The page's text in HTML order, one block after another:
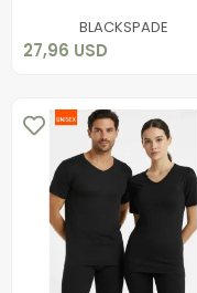
BLACKSPADE
27,96 USD